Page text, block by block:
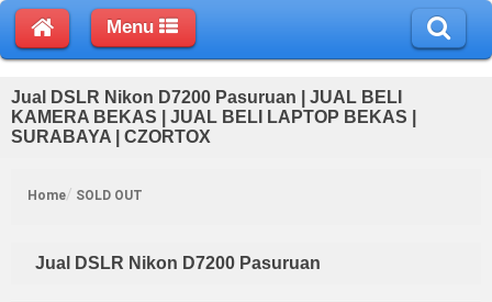
Menu
Jual DSLR Nikon D7200 Pasuruan | JUAL BELI
KAMERA BEKAS | JUAL BELI LAPTOP BEKAS |
SURABAYA | CZORTOX
Home SOLD OUT
Jual DSLR Nikon D7200 Pasuruan